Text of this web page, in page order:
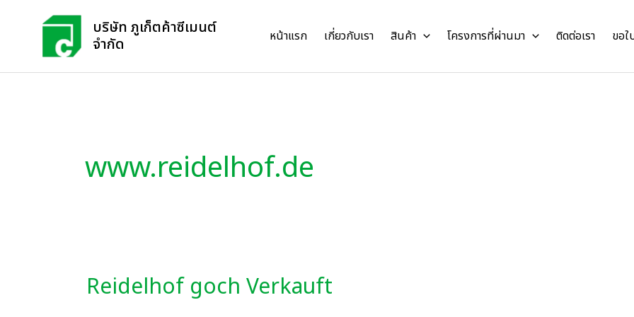
บริษัท ภูเก็ตค้าซีเมนต์
จำกัด
หน้าแรก เกี่ยวกับเรา สินค้า โครงการที่ผ่านมา ติดต่อเรา ขอใ
www.reidelhof.de
Reidelhof goch Verkauft
Reidelhof